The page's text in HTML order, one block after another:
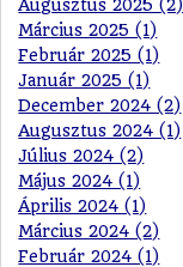
Augusztus 2025 (2)
Március 2025 (1)
Február 2025 (1)
Január 2025 (1)
December 2024 (2)
Augusztus 2024 (1)
Július 2024 (2)
Május 2024 (1)
Április 2024 (1)
Március 2024 (2)
Február 2024 (1)